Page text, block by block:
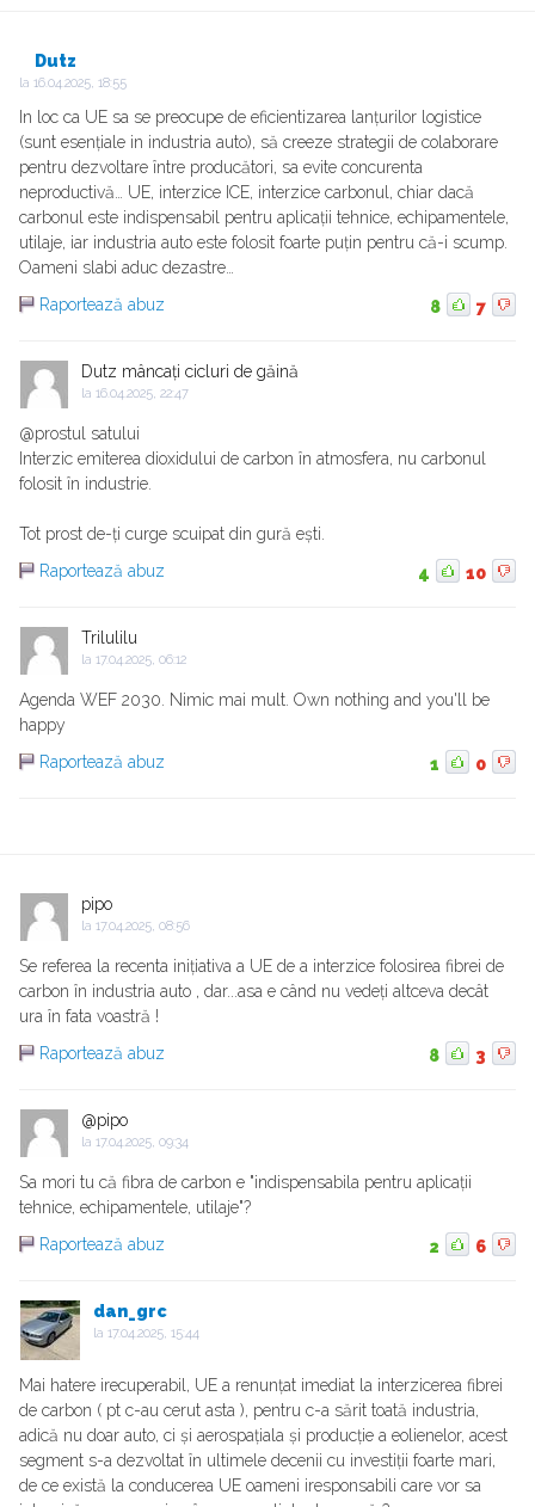
Dutz
la 16.04.2025, 18:55
In loc ca UE sa se preocupe de eficientizarea lanțurilor logistice
(sunt esențiale in industria auto), să creeze strategii de colaborare
pentru dezvoltare între producători, sa evite concurenta
neproductivă… UE, interzice ICE, interzice carbonul, chiar dacă
carbonul este indispensabil pentru aplicații tehnice, echipamentele,
utilaje, iar industria auto este folosit foarte puțin pentru că-i scump.
Oameni slabi aduc dezastre…
Raportează abuz
8 7
Dutz mâncați cicluri de găină
la 16.04.2025, 22:47
@prostul satului
Interzic emiterea dioxidului de carbon în atmosfera, nu carbonul
folosit în industrie.
Tot prost de-ți curge scuipat din gură ești.
Raportează abuz
4 10
Trilulilu
la 17.04.2025, 06:12
Agenda WEF 2030. Nimic mai mult. Own nothing and you'll be
happy
Raportează abuz
1 0
pipo
la 17.04.2025, 08:56
Se referea la recenta inițiativa a UE de a interzice folosirea fibrei de
carbon în industria auto , dar...asa e când nu vedeți altceva decât
ura în fata voastră !
Raportează abuz
8 3
@pipo
la 17.04.2025, 09:34
Sa mori tu că fibra de carbon e "indispensabila pentru aplicații
tehnice, echipamentele, utilaje"?
Raportează abuz
2 6
dan_grc
la 17.04.2025, 15:44
Mai hatere irecuperabil, UE a renunțat imediat la interzicerea fibrei
de carbon ( pt c-au cerut asta ), pentru c-a sărit toată industria,
adică nu doar auto, ci și aerospațiala și producție a eolienelor, acest
segment s-a dezvoltat în ultimele decenii cu investiții foarte mari,
de ce există la conducerea UE oameni iresponsabili care vor sa